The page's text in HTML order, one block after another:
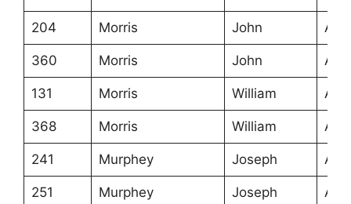
204 Morris John
360 Morris John
131 Morris William
368 Morris William
241 Murphey Joseph
251 Murphey Joseph